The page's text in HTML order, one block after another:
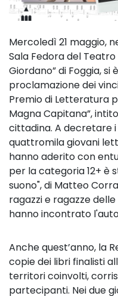
Mercoledì 21 maggio,
Sala Fedora del
Giordano” di Foggia,
proclamazione dei
Premio di Letteratura
Magna Capitana”,
cittadina. A decretare
quattromila giovani
hanno aderito con
per la categoria 12+ è
suono", di Matteo
ragazzi e ragazze
hanno incontrato
Anche quest’anno, la
copie dei libri finalisti
territori coinvolti,
partecipanti. Nei due